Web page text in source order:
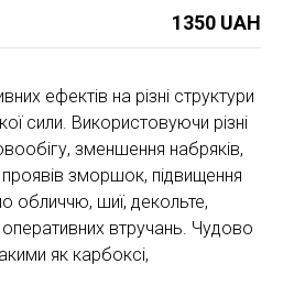
1350 UAH
ефектів на різні структури
сили. Використовуючи різні
зменшення набряків,
зморшок, підвищення
обличчю, шиї, декольте,
втручань. Чудово
як карбоксі,